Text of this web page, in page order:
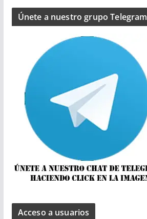
Únete a nuestro grupo Telegram
Acceso a usuarios